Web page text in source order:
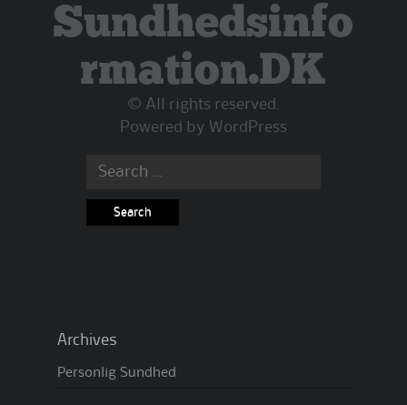
Sundhedsinfo
rmation.DK
© All rights reserved.
Powered by WordPress
Search
Archives
Personlig Sundhed